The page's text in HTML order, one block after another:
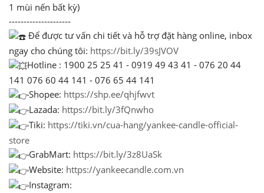
1 mùi nến bất kỳ)
---------------------
Để được tư vấn chi tiết và hỗ trợ đặt hàng online, inbox
ngay cho chúng tôi: https://bit.ly/39sJVOV
Hotline : 1900 25 25 41 - 0919 49 43 41 - 076 20 44
141 076 60 44 141 - 076 65 44 141
Shopee: https://shp.ee/qhjfwvt
Lazada: https://bit.ly/3fQnwho
Tiki: https://tiki.vn/cua-hang/yankee-candle-official-
store
GrabMart: https://bit.ly/3z8UaSk
Website: https://yankeecandle.com.vn
Instagram: